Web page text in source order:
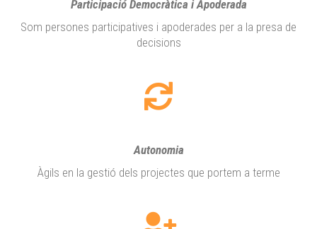
Participació Democràtica i Apoderada
Som persones participatives i apoderades per a la presa de
decisions
Autonomia
Àgils en la gestió dels projectes que portem a terme